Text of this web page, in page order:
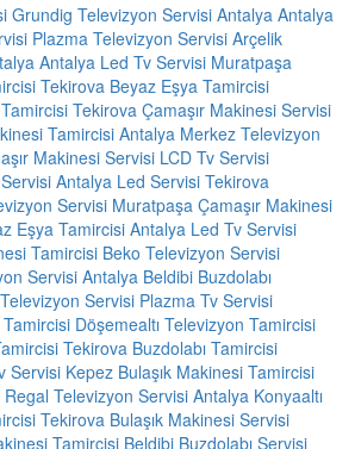
Grundig Televizyon Servisi Antalya Antalya
Plazma Televizyon Servisi Arçelik
Antalya Led Tv Servisi Muratpaşa
Tekirova Beyaz Eşya Tamircisi
Tekirova Çamaşır Makinesi Servisi
Tamircisi Antalya Merkez Televizyon
Makinesi Servisi LCD Tv Servisi
Antalya Led Servisi Tekirova
Servisi Muratpaşa Çamaşır Makinesi
Eşya Tamircisi Antalya Led Tv Servisi
Tamircisi Beko Televizyon Servisi
Servisi Antalya Beldibi Buzdolabı
Servisi Plazma Tv Servisi
Döşemealtı Televizyon Tamircisi
Tekirova Buzdolabı Tamircisi
Servisi Kepez Bulaşık Makinesi Tamircisi
Regal Televizyon Servisi Antalya Konyaaltı
Tekirova Bulaşık Makinesi Servisi
Tamircisi Beldibi Buzdolabı Servisi